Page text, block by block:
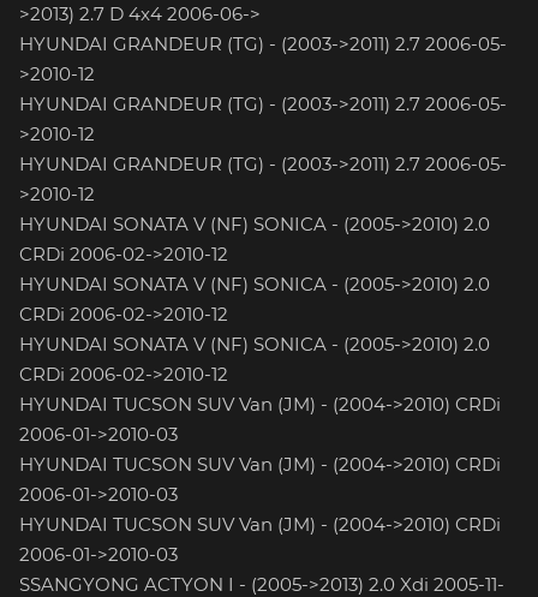
>2013) 2.7 D 4x4 2006-06->
HYUNDAI GRANDEUR (TG) - (2003->2011) 2.7 2006-05-
>2010-12
HYUNDAI GRANDEUR (TG) - (2003->2011) 2.7 2006-05-
>2010-12
HYUNDAI GRANDEUR (TG) - (2003->2011) 2.7 2006-05-
>2010-12
HYUNDAI SONATA V (NF) SONICA - (2005->2010) 2.0
CRDi 2006-02->2010-12
HYUNDAI SONATA V (NF) SONICA - (2005->2010) 2.0
CRDi 2006-02->2010-12
HYUNDAI SONATA V (NF) SONICA - (2005->2010) 2.0
CRDi 2006-02->2010-12
HYUNDAI TUCSON SUV Van (JM) - (2004->2010) CRDi
2006-01->2010-03
HYUNDAI TUCSON SUV Van (JM) - (2004->2010) CRDi
2006-01->2010-03
HYUNDAI TUCSON SUV Van (JM) - (2004->2010) CRDi
2006-01->2010-03
SSANGYONG ACTYON I - (2005->2013) 2.0 Xdi 2005-11-